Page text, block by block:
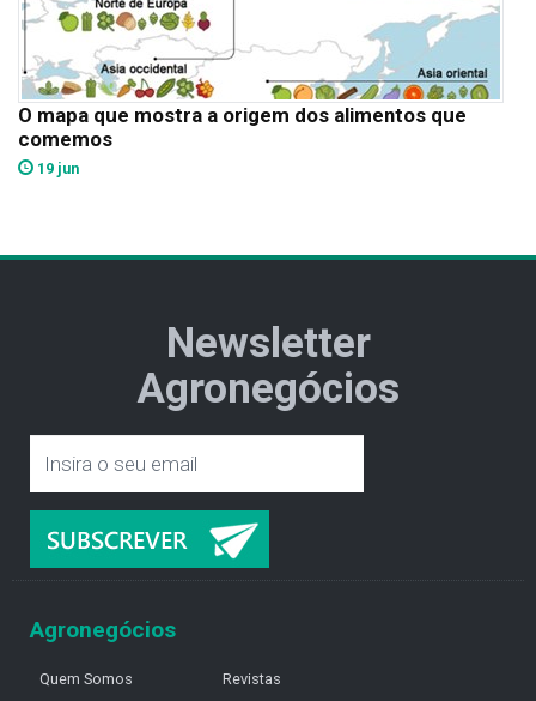
O mapa que mostra a origem dos alimentos que
comemos
19 jun
Newsletter
Agronegócios
Agronegócios
Quem Somos
Revistas